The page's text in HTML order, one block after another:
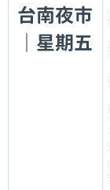
台南夜市
｜星期五